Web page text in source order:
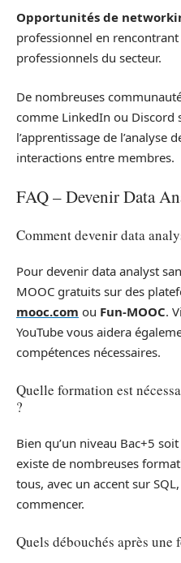
Opportunités de
professionnel en rencontrant
professionnels du secteur.
De nombreuses
comme LinkedIn ou Discord
l’apprentissage de l’analyse
interactions entre membres.
FAQ – Devenir Data
Comment devenir data
Pour devenir data analyst
MOOC gratuits sur des
mooc.com ou Fun-MOOC.
YouTube vous aidera
compétences nécessaires.
Quelle formation est
?
Bien qu’un niveau Bac+5
existe de nombreuses
tous, avec un accent sur
commencer.
Quels débouchés après